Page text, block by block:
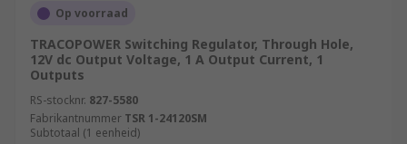
Op voorraad
TRACOPOWER Switching Regulator, Through Hole,
12V dc Output Voltage, 1 A Output Current, 1
Outputs
RS-stocknr. 827-5580
Fabrikantnummer TSR 1-24120SM
Subtotaal (1 eenheid)